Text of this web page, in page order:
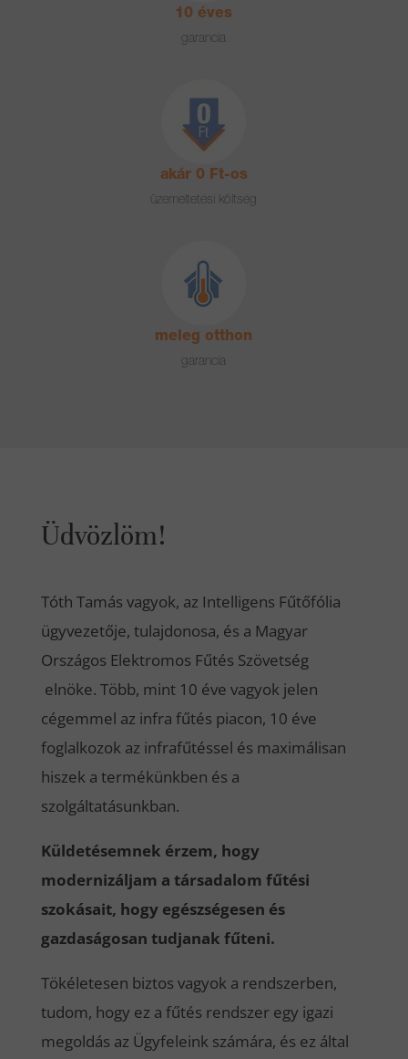
10 éves
garancia
akár 0 Ft-os
üzemeltetési költség
meleg otthon
garancia
Üdvözlöm!
Tóth Tamás vagyok, az Intelligens Fűtőfólia
ügyvezetője, tulajdonosa, és a Magyar
Országos Elektromos Fűtés Szövetség
elnöke. Több, mint 10 éve vagyok jelen
cégemmel az infra fűtés piacon, 10 éve
foglalkozok az infrafűtéssel és maximálisan
hiszek a termékünkben és a
szolgáltatásunkban.
Küldetésemnek érzem, hogy
modernizáljam a társadalom fűtési
szokásait, hogy egészségesen és
gazdaságosan tudjanak fűteni.
Tökéletesen biztos vagyok a rendszerben,
tudom, hogy ez a fűtés rendszer egy igazi
megoldás az Ügyfeleink számára, és ez által